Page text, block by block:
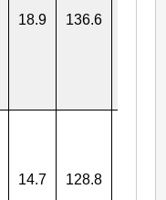
18.9 136.6
14.7 128.8